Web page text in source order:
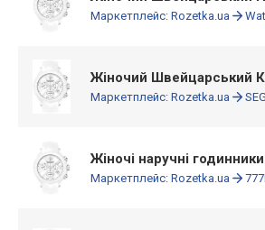
Маркетплейс: Rozetka.ua
Жіночий Швейцарський
Маркетплейс: Rozetka.ua
Жіночі наручні
Маркетплейс: Rozetka.ua